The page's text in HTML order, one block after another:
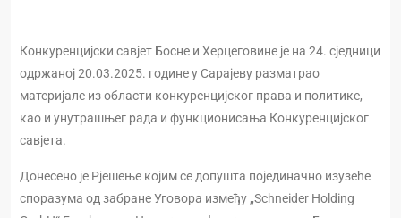
Конкуренцијски савјет Босне и Херцеговине је на 24. сједници
одржаној 20.03.2025. године у Сарајеву разматрао
материјале из области конкуренцијског права и политике,
као и унутрашњег рада и функционисања Конкуренцијског
савјета.
Донесено је Рјешење којим се допушта појединачно изузеће
споразума од забране Уговора између „Schneider Holding